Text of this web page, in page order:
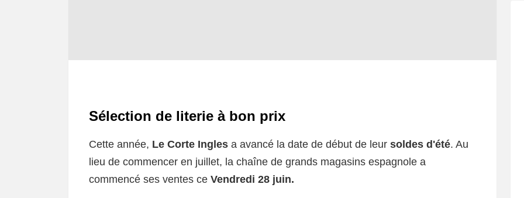
Sélection de literie à bon prix
Cette année, Le Corte Ingles a avancé la date de début de leur soldes d'été. Au
lieu de commencer en juillet, la chaîne de grands magasins espagnole a
commencé ses ventes ce Vendredi 28 juin.